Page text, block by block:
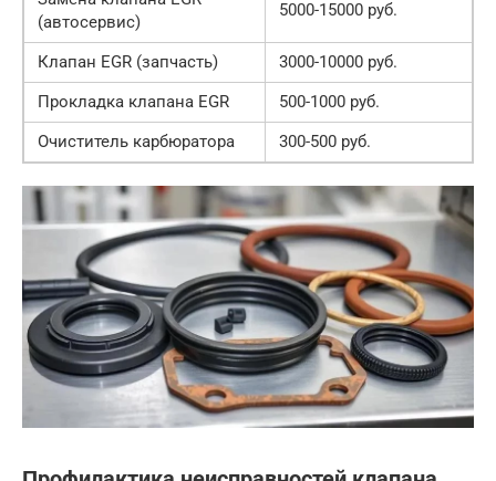
(автосервис)
5000-15000 руб.
Клапан EGR (запчасть)
3000-10000 руб.
Прокладка клапана EGR
500-1000 руб.
Очиститель карбюратора
300-500 руб.